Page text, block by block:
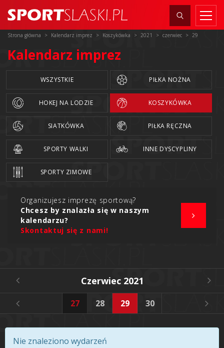
Strona główna Kalendarz imprez Koszykówka 2021 czerwiec 29
Kalendarz imprez
WSZYSTKIE PIŁKA NOŻNA
HOKEJ NA LODZIE KOSZYKÓWKA
SIATKÓWKA PIŁKA RĘCZNA
SPORTY WALKI INNE DYSCYPLINY
SPORTY ZIMOWE
Organizujesz imprezę sportową?
Chcesz by znalazła się w naszym
kalendarzu?
Skontaktuj się z nami!
Czerwiec 2021
27 28 29 30
Nie znaleziono wydarzeń